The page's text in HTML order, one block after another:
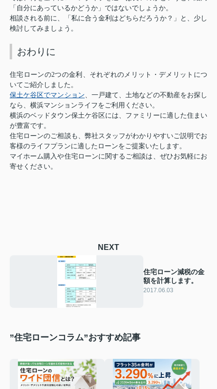
「自分にあっているかどうか」ではないでしょうか。
相談される前に、「私に合う金利はどちらだろうか？」と、少し
検討してみましょう。
おわりに
住宅ローンの2つの金利、それぞれのメリット・デメリットにつ
いてご紹介しました。
保土ケ谷区でマンション、一戸建て、土地などの不動産をお探し
なら、横浜マンションライフをご利用ください。
横浜のベッドタウン保土ケ谷区には、ファミリーに適した住まい
が豊富です。
住宅ローンのご相談も、弊社スタッフがわかりやすいご説明でお
客様のライフプランに適したローンをご提案いたします。
マイホーム購入や住宅ローンに関するご相談は、ぜひお気軽にお
寄せください。
NEXT
住宅ローン減税の金
額を計算します。
2017.06.03
”住宅ローンコラム”おすすめ記事